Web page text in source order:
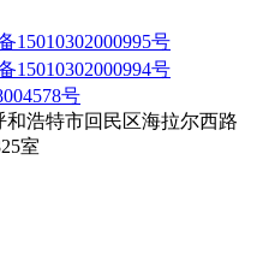
15010302000995号
15010302000994号
号
浩特市回民区海拉尔西路
室